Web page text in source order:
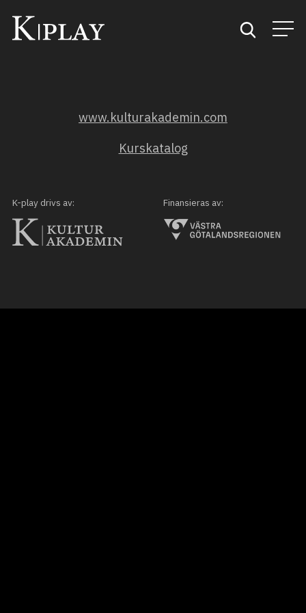
Kategorier
Mina favoriter
www.kulturakademin.com
Kurskatalog
K-play drivs av: Finansieras av: